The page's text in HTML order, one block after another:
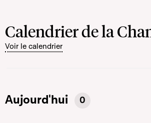
Calendrier de la
Voir le calendrier
Aujourd'hui 0